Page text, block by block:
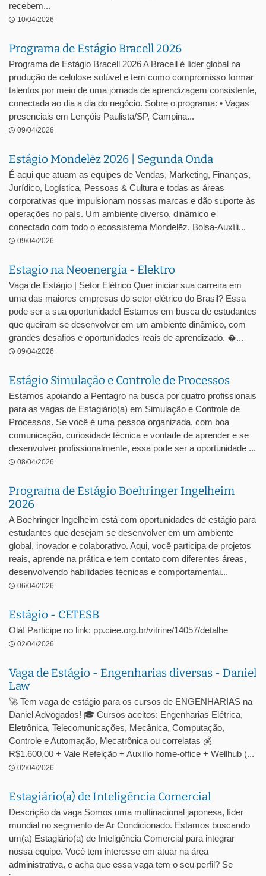
recebem...
10/04/2026
Programa de Estágio Bracell 2026
Programa de Estágio Bracell 2026 A Bracell é líder global na
produção de celulose solúvel e tem como compromisso formar
talentos por meio de uma jornada de aprendizagem consistente,
conectada ao dia a dia do negócio. Sobre o programa: • Vagas
presenciais em Lençóis Paulista/SP, Campina...
09/04/2026
Estágio Mondelēz 2026 | Segunda Onda
É aqui que atuam as equipes de Vendas, Marketing, Finanças,
Jurídico, Logística, Pessoas & Cultura e todas as áreas
corporativas que impulsionam nossas marcas e dão suporte às
operações no país. Um ambiente diverso, dinâmico e
conectado com todo o ecossistema Mondelēz. Bolsa-Auxíli...
09/04/2026
Estagio na Neoenergia - Elektro
Vaga de Estágio | Setor Elétrico Quer iniciar sua carreira em
uma das maiores empresas do setor elétrico do Brasil? Essa
pode ser a sua oportunidade! Estamos em busca de estudantes
que queiram se desenvolver em um ambiente dinâmico, com
grandes desafios e oportunidades reais de aprendizado. �...
09/04/2026
Estágio Simulação e Controle de Processos
Estamos apoiando a Pentagro na busca por quatro profissionais
para as vagas de Estagiário(a) em Simulação e Controle de
Processos. Se você é uma pessoa organizada, com boa
comunicação, curiosidade técnica e vontade de aprender e se
desenvolver profissionalmente, essa pode ser a oportunidade ...
08/04/2026
Programa de Estágio Boehringer Ingelheim
2026
A Boehringer Ingelheim está com oportunidades de estágio para
estudantes que desejam se desenvolver em um ambiente
global, inovador e colaborativo. Aqui, você participa de projetos
reais, aprende na prática e tem contato com diferentes áreas,
desenvolvendo habilidades técnicas e comportamentai...
06/04/2026
Estágio - CETESB
Olá! Participe no link: pp.ciee.org.br/vitrine/14057/detalhe
02/04/2026
Vaga de Estágio - Engenharias diversas - Daniel
Law
🚀 Tem vaga de estágio para os cursos de ENGENHARIAS na
Daniel Advogados! 🎓 Cursos aceitos: Engenharias Elétrica,
Eletrônica, Telecomunicações, Mecânica, Computação,
Controle e Automação, Mecatrônica ou correlatas 💰
R$1.600,00 + Vale Refeição + Auxílio home-office + Wellhub (...
02/04/2026
Estagiário(a) de Inteligência Comercial
Descrição da vaga Somos uma multinacional japonesa, líder
mundial no segmento de Ar Condicionado. Estamos buscando
um(a) Estagiário(a) de Inteligência Comercial para integrar
nossa equipe. Você tem interesse em atuar na área
administrativa, e acha que essa vaga tem o seu perfil? Se